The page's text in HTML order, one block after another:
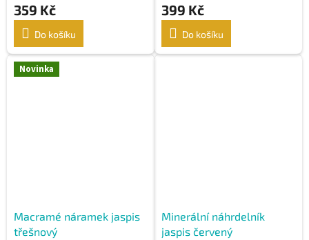
359 Kč
Do košíku
399 Kč
Do košíku
Novinka
Macramé náramek jaspis
třešnový
Minerální náhrdelník
jaspis červený